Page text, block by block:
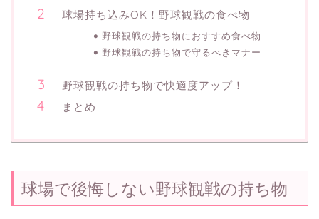
球場持ち込みOK！野球観戦の食べ物
野球観戦の持ち物におすすめ食べ物
野球観戦の持ち物で守るべきマナー
野球観戦の持ち物で快適度アップ！
まとめ
球場で後悔しない野球観戦の持ち物